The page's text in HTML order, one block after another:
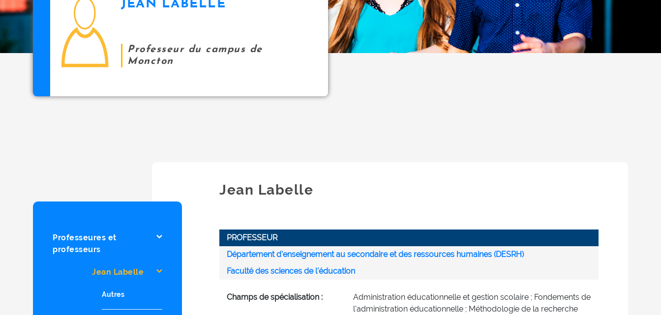
i
JEAN LABELLE
Professeur du campus de
Moncton
Professeures et
professeurs
Jean Labelle
Autres
Jean Labelle
PROFESSEUR
Département d'enseignement au secondaire et des ressources humaines (DESRH)
Faculté des sciences de l'éducation
Champs de spécialisation :
Administration éducationnelle et gestion scolaire ; Fondements de
l'administration éducationnelle ; Méthodologie de la recherche